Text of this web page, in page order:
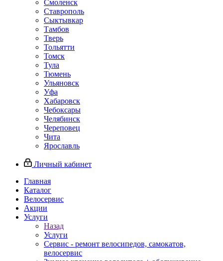
Смоленск
Ставрополь
Сыктывкар
Тамбов
Тверь
Тольятти
Томск
Тула
Тюмень
Ульяновск
Уфа
Хабаровск
Чебоксары
Челябинск
Череповец
Чита
Ярославль
Личный кабинет
Главная
Каталог
Велосервис
Акции
Услуги
Назад
Услуги
Сервис - ремонт велосипедов, самокатов,
велосервис